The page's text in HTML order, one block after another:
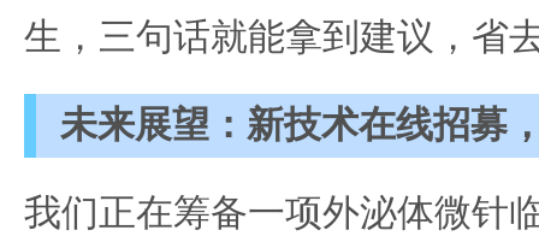
生，三句话就能拿到建议，省
未来展望：新技术在线招募
我们正在筹备一项外泌体微针